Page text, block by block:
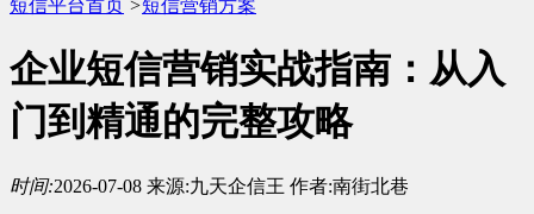
短信平台首页 >短信营销方案
企业短信营销实战指南：从入
门到精通的完整攻略
时间:2026-07-08 来源:九天企信王 作者:南街北巷